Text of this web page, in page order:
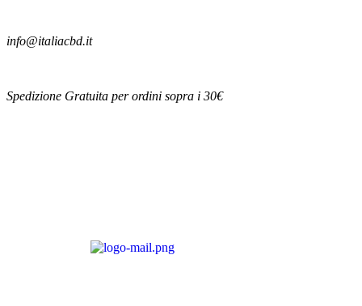
info@italiacbd.it
Spedizione Gratuita per ordini sopra i 30€